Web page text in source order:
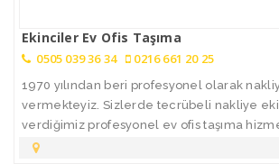
Ekinciler Ev Ofis Taşıma
0505 039 36 34 0216 661 20 25
1970 yılından beri profesyonel olarak
vermekteyiz. Sizlerde tecrübeli nakliye
verdiğimiz profesyonel ev ofis taşıma